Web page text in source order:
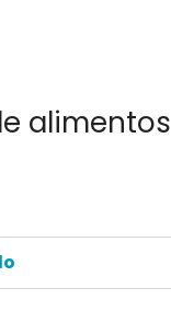
alimentos